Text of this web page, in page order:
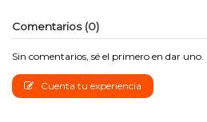
Comentarios (0)
Sin comentarios, sé el primero en dar uno.
Cuenta tu experiencia